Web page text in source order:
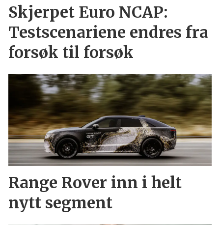
Skjerpet Euro NCAP:
Testscenariene endres fra
forsøk til forsøk
Range Rover inn i helt
nytt segment